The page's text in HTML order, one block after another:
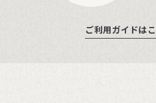
ご利用ガイドは